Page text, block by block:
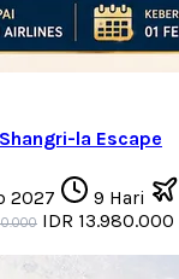
la Escape
2027 9 Hari
IDR 13.980.000